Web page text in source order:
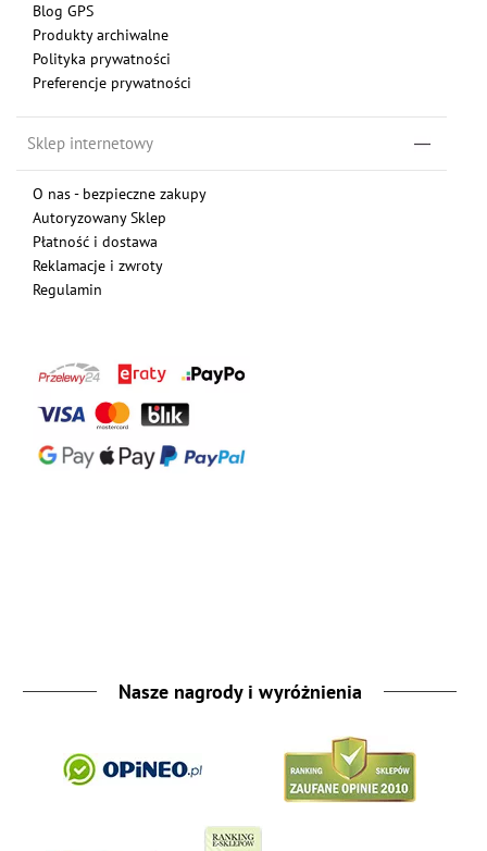
Blog GPS
Produkty archiwalne
Polityka prywatności
Preferencje prywatności
Sklep internetowy
O nas - bezpieczne zakupy
Autoryzowany Sklep
Płatność i dostawa
Reklamacje i zwroty
Regulamin
Nasze nagrody i wyróżnienia